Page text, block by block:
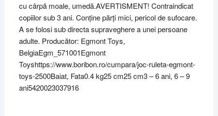
cu cârpă moale, umedă.AVERTISMENT! Contraindicat
copiilor sub 3 ani. Conține părți mici, pericol de sufocare.
A se folosi sub directa supraveghere a unei persoane
adulte. Producător: Egmont Toys,
BelgiaEgm_571001Egmont
Toyshttps://www.boribon.ro/cumpara/joc-ruleta-egmont-
toys-2500Baiat, Fata0.4 kg25 cm25 cm3 – 6 ani, 6 – 9
ani5420023037916